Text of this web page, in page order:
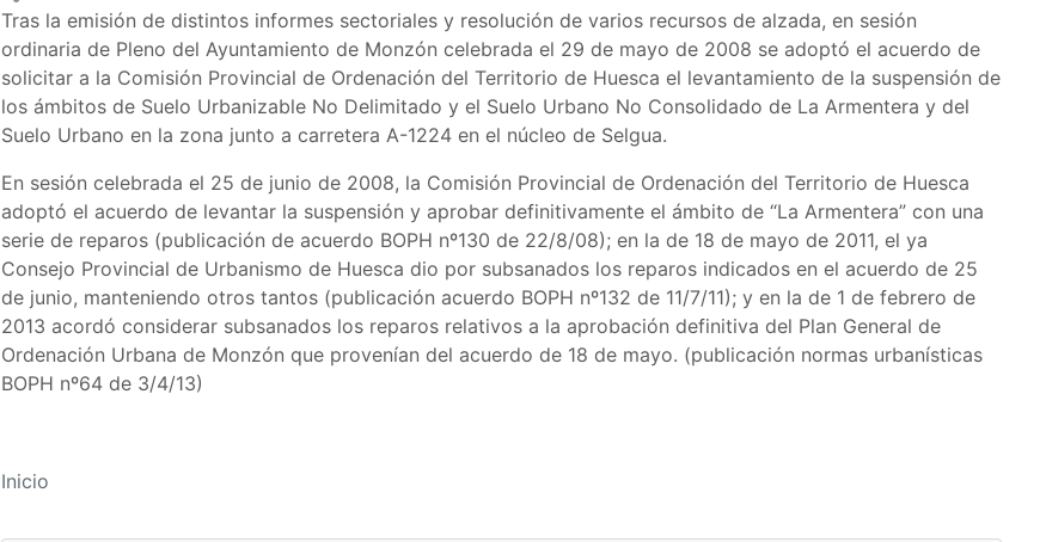
Tras la emisión de distintos informes sectoriales y resolución de varios recursos de alzada, en sesión
ordinaria de Pleno del Ayuntamiento de Monzón celebrada el 29 de mayo de 2008 se adoptó el acuerdo de
solicitar a la Comisión Provincial de Ordenación del Territorio de Huesca el levantamiento de la suspensión de
los ámbitos de Suelo Urbanizable No Delimitado y el Suelo Urbano No Consolidado de La Armentera y del
Suelo Urbano en la zona junto a carretera A-1224 en el núcleo de Selgua.
En sesión celebrada el 25 de junio de 2008, la Comisión Provincial de Ordenación del Territorio de Huesca
adoptó el acuerdo de levantar la suspensión y aprobar definitivamente el ámbito de “La Armentera” con una
serie de reparos (publicación de acuerdo BOPH nº130 de 22/8/08); en la de 18 de mayo de 2011, el ya
Consejo Provincial de Urbanismo de Huesca dio por subsanados los reparos indicados en el acuerdo de 25
de junio, manteniendo otros tantos (publicación acuerdo BOPH nº132 de 11/7/11); y en la de 1 de febrero de
2013 acordó considerar subsanados los reparos relativos a la aprobación definitiva del Plan General de
Ordenación Urbana de Monzón que provenían del acuerdo de 18 de mayo. (publicación normas urbanísticas
BOPH nº64 de 3/4/13)
Inicio